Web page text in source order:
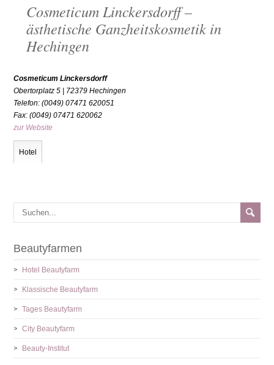
Cosmeticum Linckersdorff –
ästhetische Ganzheitskosmetik in
Hechingen
Cosmeticum Linckersdorff
Obertorplatz 5 | 72379 Hechingen
Telefon: (0049) 07471 620051
Fax: (0049) 07471 620062
zur Website
Hotel
Beautyfarmen
Hotel Beautyfarm
Klassische Beautyfarm
Tages Beautyfarm
City Beautyfarm
Beauty-Institut